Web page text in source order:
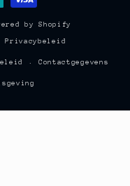
by Shopify
Privacybeleid
Contactgegevens